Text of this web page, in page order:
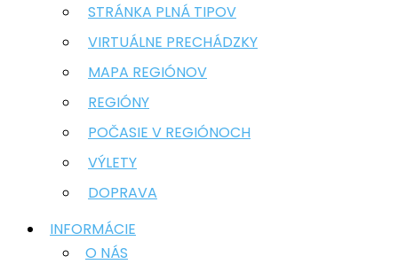
STRÁNKA PLNÁ TIPOV
VIRTUÁLNE PRECHÁDZKY
MAPA REGIÓNOV
REGIÓNY
POČASIE V REGIÓNOCH
VÝLETY
DOPRAVA
INFORMÁCIE
O NÁS